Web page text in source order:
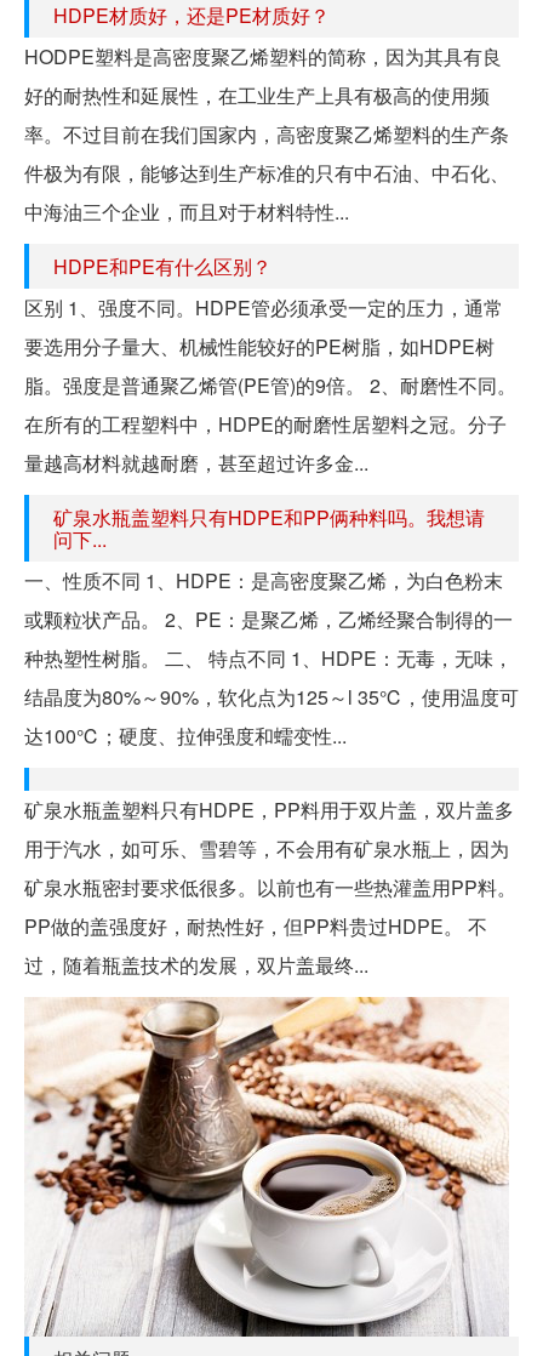
HDPE材质好，还是PE材质好？
HODPE塑料是高密度聚乙烯塑料的简称，因为其具有良
好的耐热性和延展性，在工业生产上具有极高的使用频
率。不过目前在我们国家内，高密度聚乙烯塑料的生产条
件极为有限，能够达到生产标准的只有中石油、中石化、
中海油三个企业，而且对于材料特性...
HDPE和PE有什么区别？
区别 1、强度不同。HDPE管必须承受一定的压力，通常
要选用分子量大、机械性能较好的PE树脂，如HDPE树
脂。强度是普通聚乙烯管(PE管)的9倍。 2、耐磨性不同。
在所有的工程塑料中，HDPE的耐磨性居塑料之冠。分子
量越高材料就越耐磨，甚至超过许多金...
矿泉水瓶盖塑料只有HDPE和PP俩种料吗。我想请
问下...
一、性质不同 1、HDPE：是高密度聚乙烯，为白色粉末
或颗粒状产品。 2、PE：是聚乙烯，乙烯经聚合制得的一
种热塑性树脂。 二、 特点不同 1、HDPE：无毒，无味，
结晶度为80%～90%，软化点为125～l 35℃，使用温度可
达100℃；硬度、拉伸强度和蠕变性...
矿泉水瓶盖塑料只有HDPE，PP料用于双片盖，双片盖多
用于汽水，如可乐、雪碧等，不会用有矿泉水瓶上，因为
矿泉水瓶密封要求低很多。以前也有一些热灌盖用PP料。
PP做的盖强度好，耐热性好，但PP料贵过HDPE。 不
过，随着瓶盖技术的发展，双片盖最终...